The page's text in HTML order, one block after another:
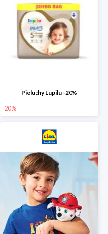
Pieluchy Lupilu -20%
20%